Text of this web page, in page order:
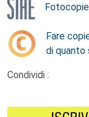
Fare
di quanto
Condividi :